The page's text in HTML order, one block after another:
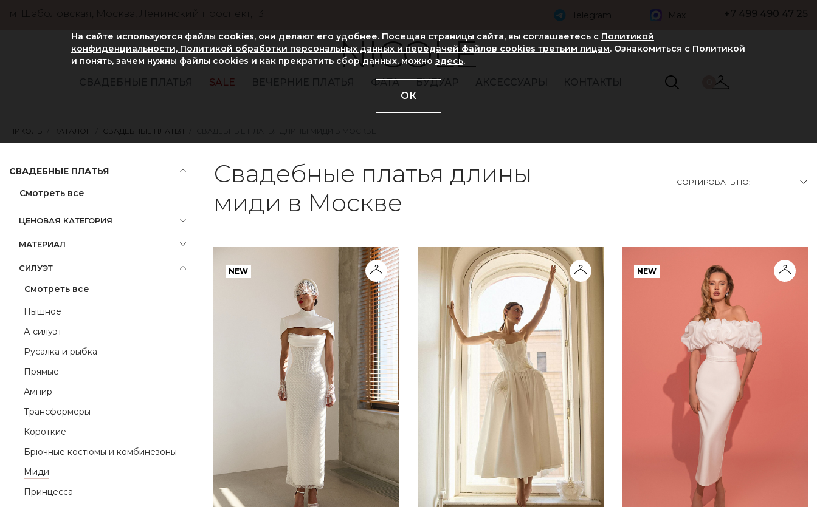
м. Шаболовская, Москва, Ленинский проспект, 13 Telegram Max +7 499 490 47 25
NICOLE
СВАДЕБНЫЕ ПЛАТЬЯ SALE ВЕЧЕРНИЕ ПЛАТЬЯ ФАТА БУДУАР АКСЕССУАРЫ КОНТАКТЫ
НИКОЛЬ КАТАЛОГ СВАДЕБНЫЕ ПЛАТЬЯ
СВАДЕБНЫЕ ПЛАТЬЯ
Смотреть все
ЦЕНОВАЯ КАТЕГОРИЯ
МАТЕРИАЛ
СИЛУЭТ
Смотреть все
Пышное
А-силуэт
Русалка и рыбка
Прямые
Ампир
Трансформеры
Короткие
Брючные костюмы и комбинезоны
Миди
Принцесса
Свадебные платья длины
миди в Москве
СОРТИРОВАТЬ ПО:
NEW NEW
На сайте используются файлы cookies, они делают его удобнее. Посещая страницы сайта, вы соглашаетесь с Политикой
конфиденциальности, Политикой обработки персональных данных и передачей файлов cookies третьим лицам. Ознакомиться с Политикой
и понять, зачем нужны файлы сookies и как прекратить сбор данных, можно здесь.
ОК